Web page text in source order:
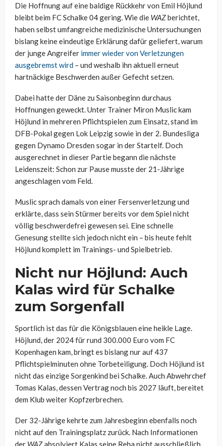
Die Hoffnung auf eine baldige Rückkehr von Emil Höjlund
bleibt beim FC Schalke 04 gering. Wie die WAZberichtet,
haben selbst umfangreiche medizinische Untersuchungen
bislang keine eindeutige Erklärung dafür geliefert, warum
der junge Angreifer immer wieder von Verletzungen
ausgebremst wird – und weshalb ihn aktuell erneut
hartnäckige Beschwerden außer Gefecht setzen.
Dabei hatte der Däne zu Saisonbeginn durchaus
Hoffnungen geweckt. Unter Trainer Miron Muslic kam
Höjlund in mehreren Pflichtspielen zum Einsatz, stand im
DFB-Pokal gegen Lok Leipzig sowie in der 2. Bundesliga
gegen Dynamo Dresden sogar in der Startelf. Doch
ausgerechnet in dieser Partie begann die nächste
Leidenszeit: Schon zur Pause musste der 21-Jährige
angeschlagen vom Feld.
Muslic sprach damals von einer Fersenverletzung und
erklärte, dass sein Stürmer bereits vor dem Spiel nicht
völlig beschwerdefrei gewesen sei. Eine schnelle
Genesung stellte sich jedoch nicht ein – bis heute fehlt
Höjlund komplett im Trainings- und Spielbetrieb.
Nicht nur Höjlund: Auch
Kalas wird für Schalke
zum Sorgenfall
Sportlich ist das für die Königsblauen eine heikle Lage.
Höjlund, der 2024 für rund 300.000 Euro vom FC
Kopenhagen kam, bringt es bislang nur auf 437
Pflichtspielminuten ohne Torbeteiligung. Doch Höjlund ist
nicht das einzige Sorgenkind bei Schalke. Auch Abwehrchef
Tomas Kalas, dessen Vertrag noch bis 2027 läuft, bereitet
dem Klub weiter Kopfzerbrechen.
Der 32-Jährige kehrte zum Jahresbeginn ebenfalls noch
nicht auf den Trainingsplatz zurück. Nach Informationen
der WAZabsolviert Kalas seine Reha nicht ausschließlich